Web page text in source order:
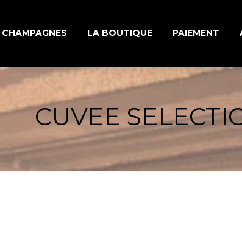
MONOCÉPAGES
D’ASSEMBLAGES
MILLÉSIMÉES
LA BOUTIQUE PAIEMENT
CUVEE